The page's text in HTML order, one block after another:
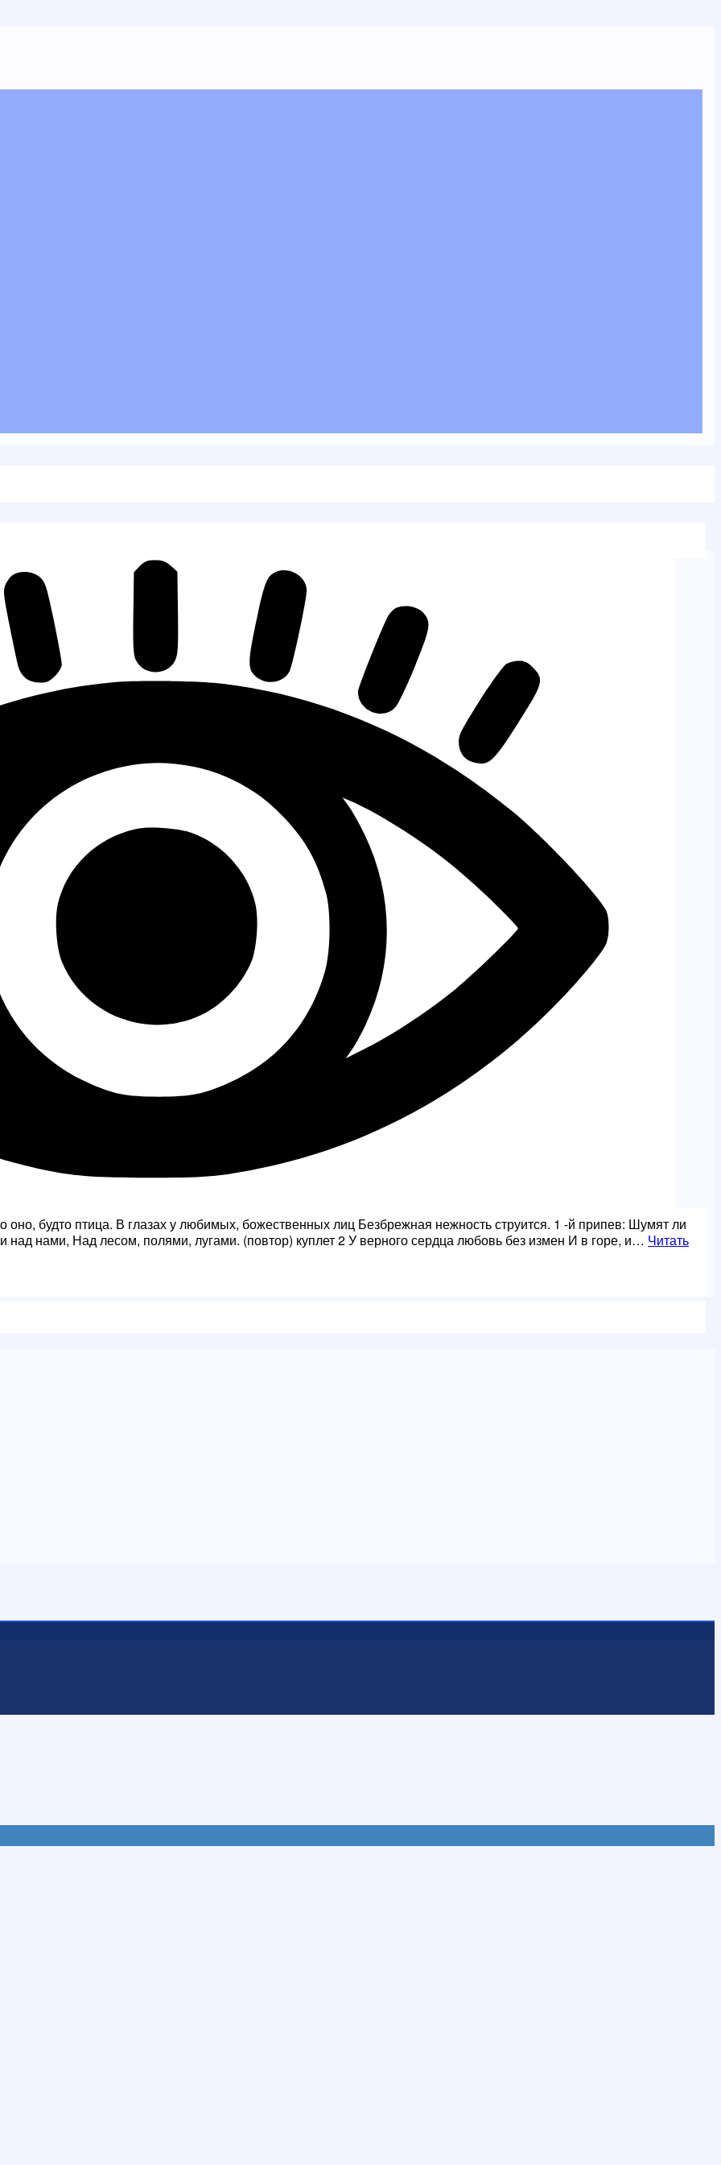
оно, будто птица. В глазах у любимых, божественных лиц Безбрежная нежность струится. 1 -й припев: Шумят ли
нами, Над лесом, полями, лугами. (повтор) куплет 2 У верного сердца любовь без измен И в горе, и… Читать